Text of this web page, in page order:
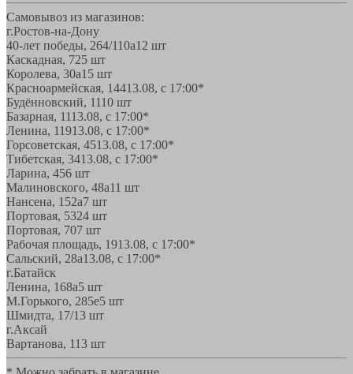
Самовывоз из магазинов:
г.Ростов-на-Дону
40-лет победы, 264/110а12 шт
Каскадная, 725 шт
Королева, 30а15 шт
Красноармейская, 14413.08, с 17:00*
Будённовский, 1110 шт
Базарная, 1113.08, с 17:00*
Ленина, 11913.08, с 17:00*
Горсоветская, 4513.08, с 17:00*
Тибетская, 3413.08, с 17:00*
Ларина, 456 шт
Малиновского, 48а11 шт
Нансена, 152а7 шт
Портовая, 5324 шт
Портовая, 707 шт
Рабочая площадь, 1913.08, с 17:00*
Сальский, 28a13.08, с 17:00*
г.Батайск
Ленина, 168а5 шт
М.Горького, 285е5 шт
Шмидта, 17/13 шт
г.Аксай
Вартанова, 113 шт